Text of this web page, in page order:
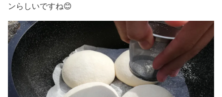
ンらしいですね😊